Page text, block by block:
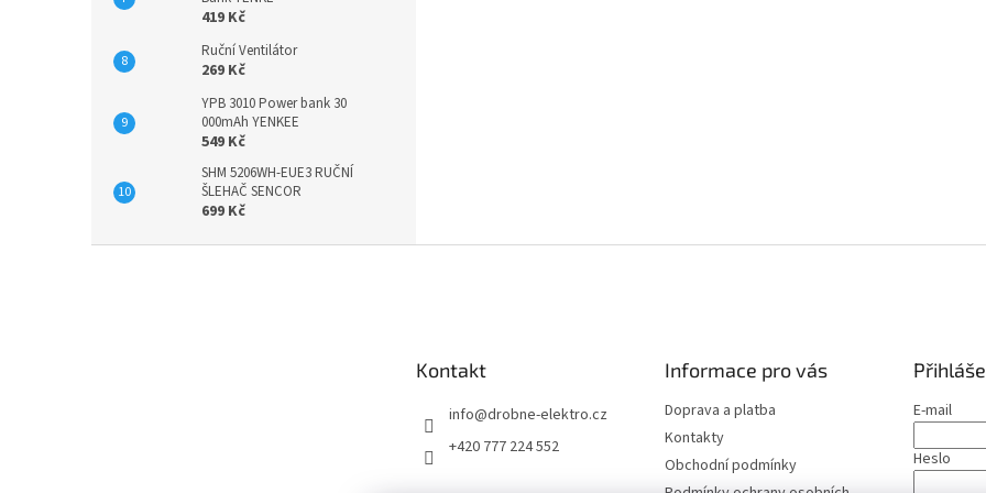
419 Kč
Ruční Ventilátor
269 Kč
YPB 3010 Power bank 30
000mAh YENKEE
549 Kč
SHM 5206WH-EUE3 RUČNÍ
ŠLEHAČ SENCOR
699 Kč
Kontakt
info@drobne-elektro.cz
+420 777 224 552
Informace pro vás
Doprava a platba
Kontakty
Obchodní podmínky
E-mail
Heslo